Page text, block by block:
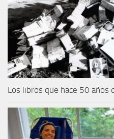
Los libros que hace 50 años